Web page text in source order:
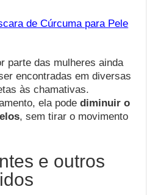
de Cúrcuma para Pele
parte das mulheres ainda
encontradas em diversas
às chamativas.
ela podediminuir o
, sem tirar o movimento
e outros